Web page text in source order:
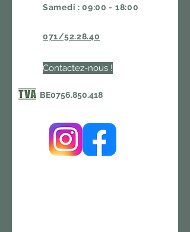
6001 Charleroi
071/52.28.40
BE0756.850.418
Contactez-nous !
Samedi : 09:00 - 18:00